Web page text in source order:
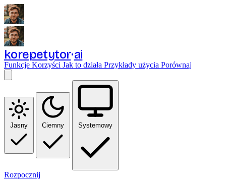
korepetytor ai
Funkcje Korzyści Jak to działa Przykłady użycia Porównaj
Jasny Ciemny Systemowy
Rozpocznij